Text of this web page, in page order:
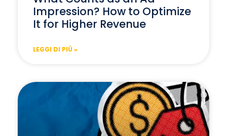
Impression? How to Optimize
It for Higher Revenue
LEGGI DI PIÙ »